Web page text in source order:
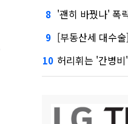
8 '괜히 바꿨나' 폭락장
9 [부동산세 대수술
10 허리휘는 '간병비' 건